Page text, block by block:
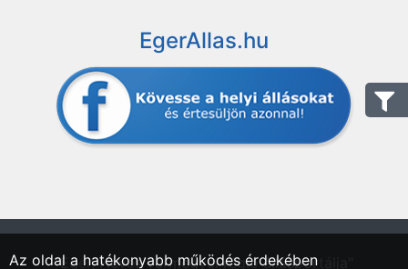
EgerAllas.hu
"Eger, Heves vármegyei régió állásportálja"
Az oldal a hatékonyabb működés érdekében